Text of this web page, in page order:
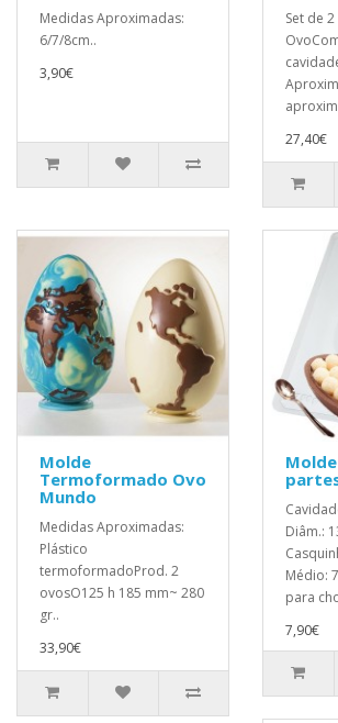
Medidas Aproximadas:
6/7/8cm..
3,90€
Set de
27,40€
Molde
Termoformado Ovo
Mundo
Medidas Aproximadas:
Plástico
termoformadoProd. 2
ovosO125 h 185 mm~ 280
gr..
33,90€
Diâm.:
Médio:
para
7,90€